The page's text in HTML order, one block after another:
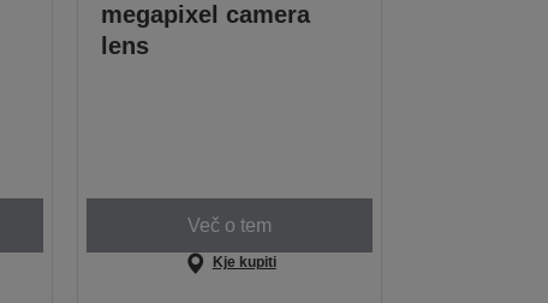
megapixel camera
lens
Več o tem
Kje kupiti